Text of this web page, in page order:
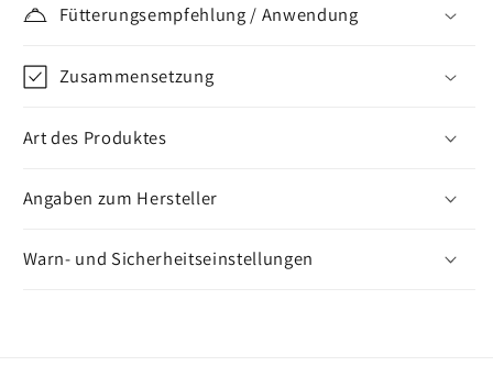
mg
mg
Fütterungsempfehlung / Anwendung
Zusammensetzung
Art des Produktes
Angaben zum Hersteller
Warn- und Sicherheitseinstellungen